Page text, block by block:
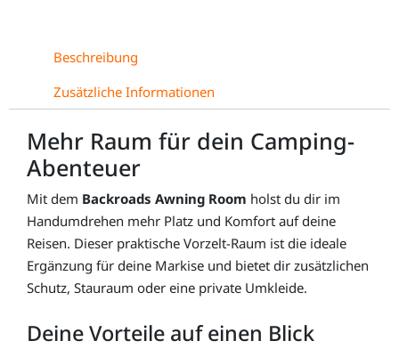
Beschreibung
Zusätzliche Informationen
Mehr Raum für dein Camping-
Abenteuer
Mit dem Backroads Awning Room holst du dir im
Handumdrehen mehr Platz und Komfort auf deine
Reisen. Dieser praktische Vorzelt-Raum ist die ideale
Ergänzung für deine Markise und bietet dir zusätzlichen
Schutz, Stauraum oder eine private Umkleide.
Deine Vorteile auf einen Blick